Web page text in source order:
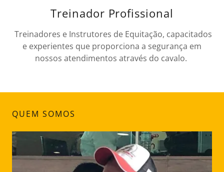
Treinador Profissional
Treinadores e Instrutores de Equitação, capacitados
e experientes que proporciona a segurança em
nossos atendimentos através do cavalo.
QUEM SOMOS